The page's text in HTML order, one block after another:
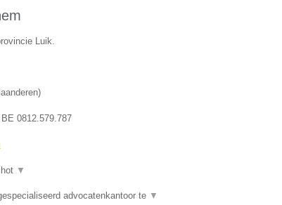
Luik.
)
BE 0812.579.787
▼
advocatenkantoor te ▼